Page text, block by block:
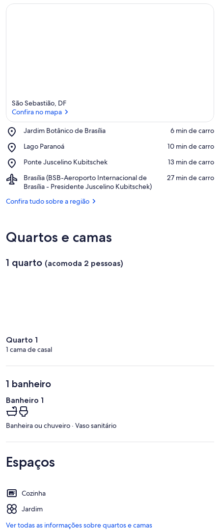
São Sebastião, DF
Confira no mapa
Jardim Botânico de Brasília
Place,
Botânico
Brasília
‪6 min de carro‬
Lago Paranoá
Place,
Paranoá
‪10 min de carro‬
Ponte Juscelino Kubitschek
Place,
Juscelino
Kubitschek
‪13 min de carro‬
Brasília (BSB-Aeroporto Internacional de
Brasília - Presidente Juscelino Kubitschek)
Airport,
Brasília
Aeroporto
Kubitschek)
‪27 min de carro‬
Confira tudo sobre a região
Quartos e camas
1 quarto (acomoda 2 pessoas)
Quarto 1
1 cama de casal
1 banheiro
Banheiro 1
Banheira ou chuveiro · Vaso sanitário
Espaços
Cozinha
Jardim
Ver todas as informações sobre quartos e camas